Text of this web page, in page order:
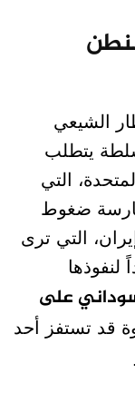
الشيعي
يتطلب
التي
ضغوط
التي ترى
لنفوذها
على
قد تستفز أحد